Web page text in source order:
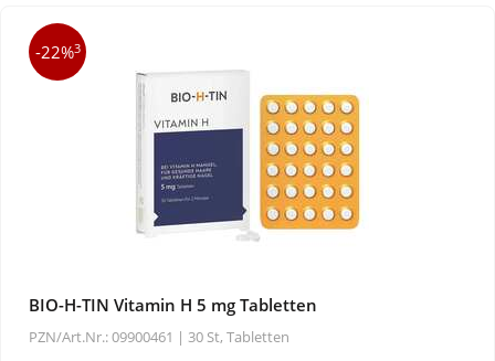
-22%3
BIO-H-TIN Vitamin H 5 mg Tabletten
PZN/Art.Nr.: 09900461 | 30 St, Tabletten